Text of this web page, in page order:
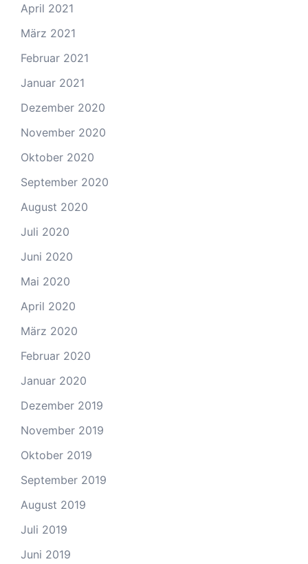
April 2021
März 2021
Februar 2021
Januar 2021
Dezember 2020
November 2020
Oktober 2020
September 2020
August 2020
Juli 2020
Juni 2020
Mai 2020
April 2020
März 2020
Februar 2020
Januar 2020
Dezember 2019
November 2019
Oktober 2019
September 2019
August 2019
Juli 2019
Juni 2019